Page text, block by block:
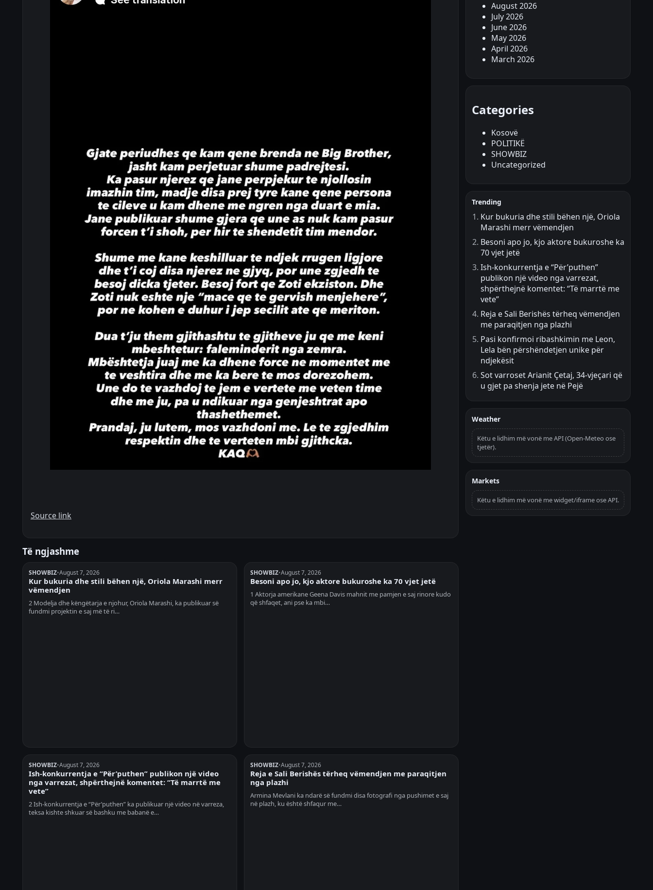
Source link
Të ngjashme
SHOWBIZ•August 7, 2026
Kur bukuria dhe stili bëhen një, Oriola Marashi merr
vëmendjen
2 Modelja dhe këngëtarja e njohur, Oriola Marashi, ka publikuar së
fundmi projektin e saj më të ri…
SHOWBIZ•August 7, 2026
Besoni apo jo, kjo aktore bukuroshe ka 70 vjet jetë
1 Aktorja amerikane Geena Davis mahnit me pamjen e saj rinore kudo
që shfaqet, ani pse ka mbi…
SHOWBIZ•August 7, 2026
Ish-konkurrentja e “Për’puthen” publikon një video
nga varrezat, shpërthejnë komentet: “Të marrtë me
vete”
2 Ish-konkurrentja e “Për’puthen” ka publikuar një video në varreza,
teksa kishte shkuar së bashku me babanë e…
SHOWBIZ•August 7, 2026
Reja e Sali Berishës tërheq vëmendjen me paraqitjen
nga plazhi
Armina Mevlani ka ndarë së fundmi disa fotografi nga pushimet e saj
në plazh, ku është shfaqur me…
August 2026
July 2026
June 2026
May 2026
April 2026
March 2026
Categories
Kosovë
POLITIKË
SHOWBIZ
Uncategorized
Trending
Kur bukuria dhe stili bëhen një, Oriola
Marashi merr vëmendjen
Besoni apo jo, kjo aktore bukuroshe ka
70 vjet jetë
Ish-konkurrentja e “Për’puthen”
publikon një video nga varrezat,
shpërthejnë komentet: “Të marrtë me
vete”
Reja e Sali Berishës tërheq vëmendjen
me paraqitjen nga plazhi
Pasi konfirmoi ribashkimin me Leon,
Lela bën përshëndetjen unike për
ndjekësit
Sot varroset Arianit Çetaj, 34-vjeçari që
u gjet pa shenja jete në Pejë
Weather
Këtu e lidhim më vonë me API (Open-Meteo ose
tjetër).
Markets
Këtu e lidhim më vonë me widget/iframe ose API.